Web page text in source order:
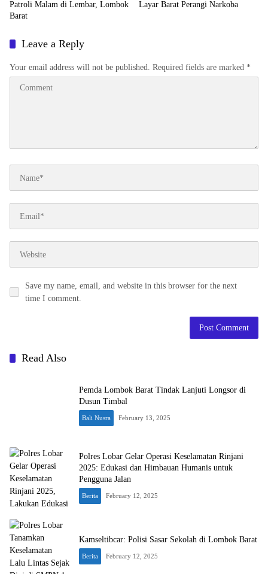
Patroli Malam di Lembar, Lombok
Barat
Layar Barat Perangi Narkoba
Leave a Reply
Your email address will not be published. Required fields are marked *
Save my name, email, and website in this browser for the next
time I comment.
Read Also
Pemda Lombok Barat Tindak Lanjuti Longsor di
Dusun Timbal
Bali Nusra February 13, 2025
Polres Lobar Gelar Operasi Keselamatan Rinjani
2025: Edukasi dan Himbauan Humanis untuk
Pengguna Jalan
Berita February 12, 2025
Kamseltibcar: Polisi Sasar Sekolah di Lombok Barat
Berita February 12, 2025